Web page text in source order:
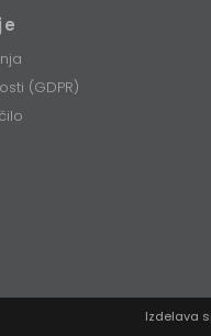
(GDPR)
Izdelava